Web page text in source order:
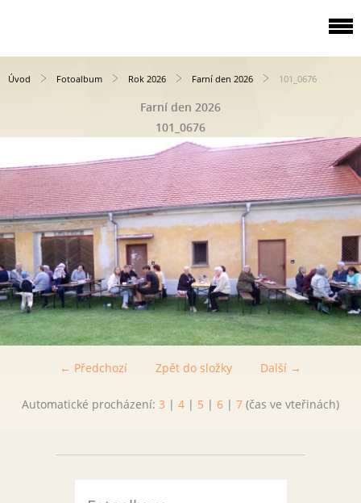
Úvod Fotoalbum Rok 2026 Farní den 2026 101_0676
Farní den 2026
101_0676
← Předchozí Další →
Zpět do složky
Automatické procházení: 3 | 4 | 5 | 6 | 7 (čas ve vteřinách)